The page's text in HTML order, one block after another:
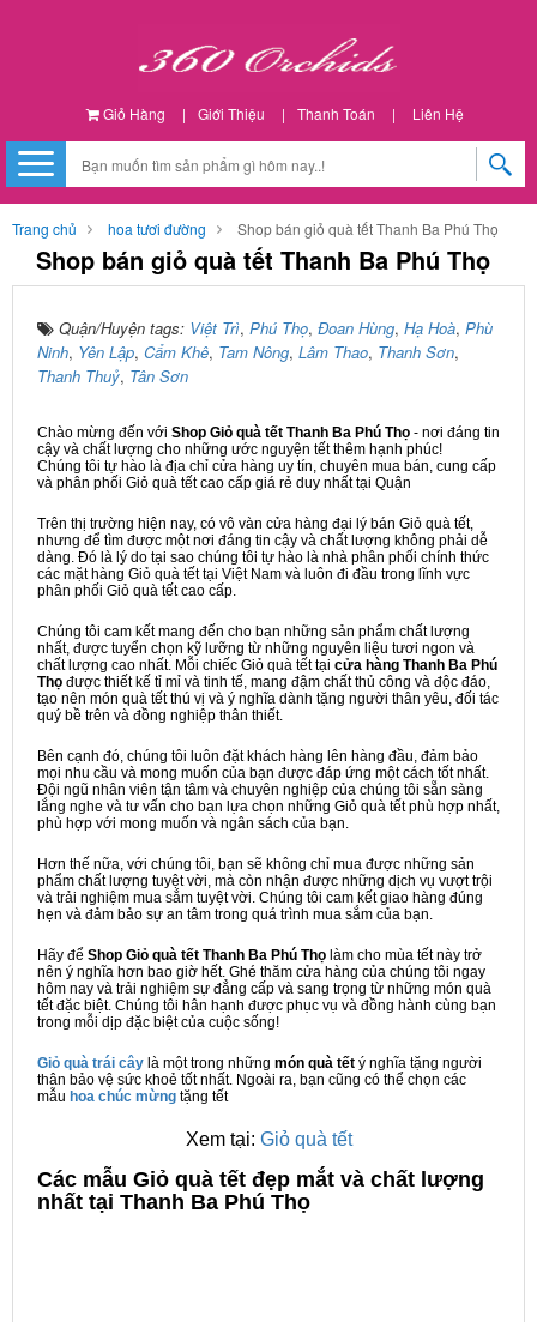
Giỏ Hàng | Giới Thiệu | Thanh Toán | Liên Hệ
Trang chủ hoa tươi đường Shop bán giỏ quà tết Thanh Ba Phú Thọ
Shop bán giỏ quà tết Thanh Ba Phú Thọ
Quận/Huyện tags: Việt Trì, Phú Thọ, Đoan Hùng, Hạ Hoà, Phù
Ninh, Yên Lập, Cẩm Khê, Tam Nông, Lâm Thao, Thanh Sơn,
Thanh Thuỷ, Tân Sơn
Chào mừng đến với Shop Giỏ quà tết Thanh Ba Phú Thọ - nơi đáng tin
cậy và chất lượng cho những ước nguyện tết thêm hạnh phúc!
Chúng tôi tự hào là địa chỉ cửa hàng uy tín, chuyên mua bán, cung cấp
và phân phối Giỏ quà tết cao cấp giá rẻ duy nhất tại Quận
Trên thị trường hiện nay, có vô vàn cửa hàng đại lý bán Giỏ quà tết,
nhưng để tìm được một nơi đáng tin cậy và chất lượng không phải dễ
dàng. Đó là lý do tại sao chúng tôi tự hào là nhà phân phối chính thức
các mặt hàng Giỏ quà tết tại Việt Nam và luôn đi đầu trong lĩnh vực
phân phối Giỏ quà tết cao cấp.
Chúng tôi cam kết mang đến cho bạn những sản phẩm chất lượng
nhất, được tuyển chọn kỹ lưỡng từ những nguyên liệu tươi ngon và
chất lượng cao nhất. Mỗi chiếc Giỏ quà tết tại cửa hàng Thanh Ba Phú
Thọ được thiết kế tỉ mỉ và tinh tế, mang đậm chất thủ công và độc đáo,
tạo nên món quà tết thú vị và ý nghĩa dành tặng người thân yêu, đối tác
quý bề trên và đồng nghiệp thân thiết.
Bên cạnh đó, chúng tôi luôn đặt khách hàng lên hàng đầu, đảm bảo
mọi nhu cầu và mong muốn của bạn được đáp ứng một cách tốt nhất.
Đội ngũ nhân viên tận tâm và chuyên nghiệp của chúng tôi sẵn sàng
lắng nghe và tư vấn cho bạn lựa chọn những Giỏ quà tết phù hợp nhất,
phù hợp với mong muốn và ngân sách của bạn.
Hơn thế nữa, với chúng tôi, bạn sẽ không chỉ mua được những sản
phẩm chất lượng tuyệt vời, mà còn nhận được những dịch vụ vượt trội
và trải nghiệm mua sắm tuyệt vời. Chúng tôi cam kết giao hàng đúng
hẹn và đảm bảo sự an tâm trong quá trình mua sắm của bạn.
Hãy để Shop Giỏ quà tết Thanh Ba Phú Thọ làm cho mùa tết này trở
nên ý nghĩa hơn bao giờ hết. Ghé thăm cửa hàng của chúng tôi ngay
hôm nay và trải nghiệm sự đẳng cấp và sang trọng từ những món quà
tết đặc biệt. Chúng tôi hân hạnh được phục vụ và đồng hành cùng bạn
trong mỗi dịp đặc biệt của cuộc sống!
Giỏ quà trái cây là một trong những món quà tết ý nghĩa tặng người
thân bảo vệ sức khoẻ tốt nhất. Ngoài ra, bạn cũng có thể chọn các
mẫu hoa chúc mừng tặng tết
Xem tại: Giỏ quà tết
Các mẫu Giỏ quà tết đẹp mắt và chất lượng
nhất tại Thanh Ba Phú Thọ